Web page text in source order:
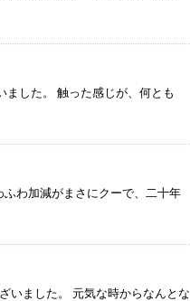
した。 触った感じが、何とも
わ加減がまさにクーで、二十年
いました。 元気な時からなんとな